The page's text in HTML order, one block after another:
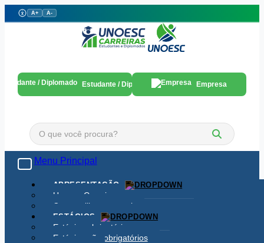
A+ A-
Estudante / Diplomado Empresa
Toggle navigation
Menu Principal
APRESENTAÇÃO
Unoesc Carreiras
Como utilizar o portal
ESTÁGIOS
Estágios obrigatórios
Estágios não obrigatórios